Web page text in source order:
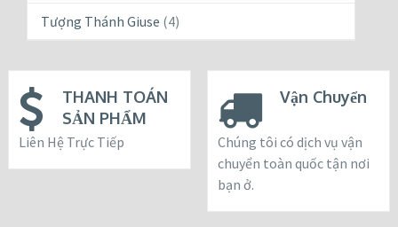
Tượng Thánh Giuse (4)
THANH TOÁN
SẢN PHẨM
Liên Hệ Trực Tiếp
Vận Chuyển
Chúng tôi có dịch vụ vận
chuyển toàn quốc tận nơi
bạn ở.